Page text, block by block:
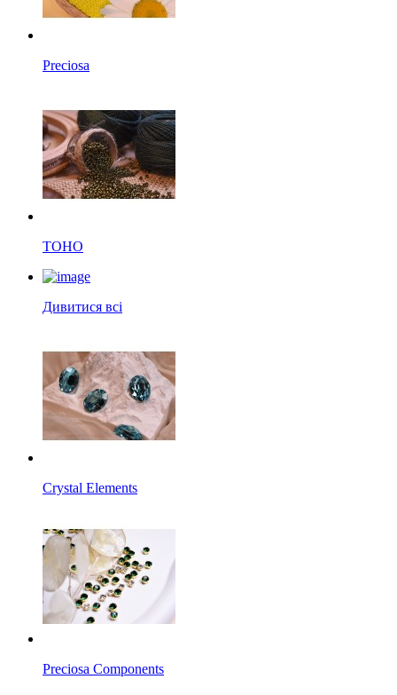
Preciosa
TOHO
Дивитися всі
Crystal Elements
Preciosa Components